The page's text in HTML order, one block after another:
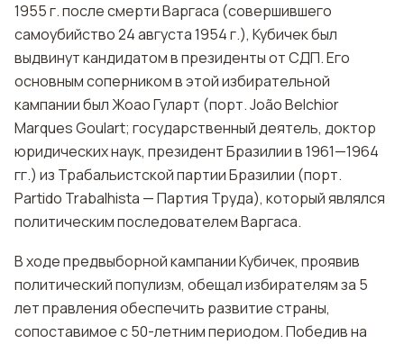
1955 г. после смерти Варгаса (совершившего
самоубийство 24 августа 1954 г.), Кубичек был
выдвинут кандидатом в президенты от СДП. Его
основным соперником в этой избирательной
кампании был Жоао Гуларт (порт. João Belchior
Marques Goulart; государственный деятель, доктор
юридических наук, президент Бразилии в 1961—1964
гг.) из Трабальистской партии Бразилии (порт.
Partido Trabalhista — Партия Труда), который являлся
политическим последователем Варгаса.
В ходе предвыборной кампании Кубичек, проявив
политический популизм, обещал избирателям за 5
лет правления обеспечить развитие страны,
сопоставимое с 50-летним периодом. Победив на